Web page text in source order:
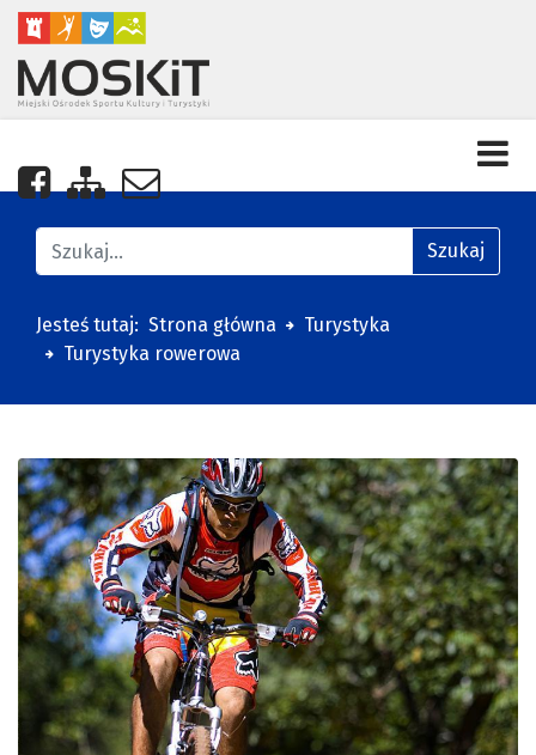
Nasza strona na Facebooku
Zobacz mapę strony
Napisz do nas
Jesteś tutaj: Strona główna
Turystyka
Turystyka rowerowa
Znajdź na stronie Szukaj